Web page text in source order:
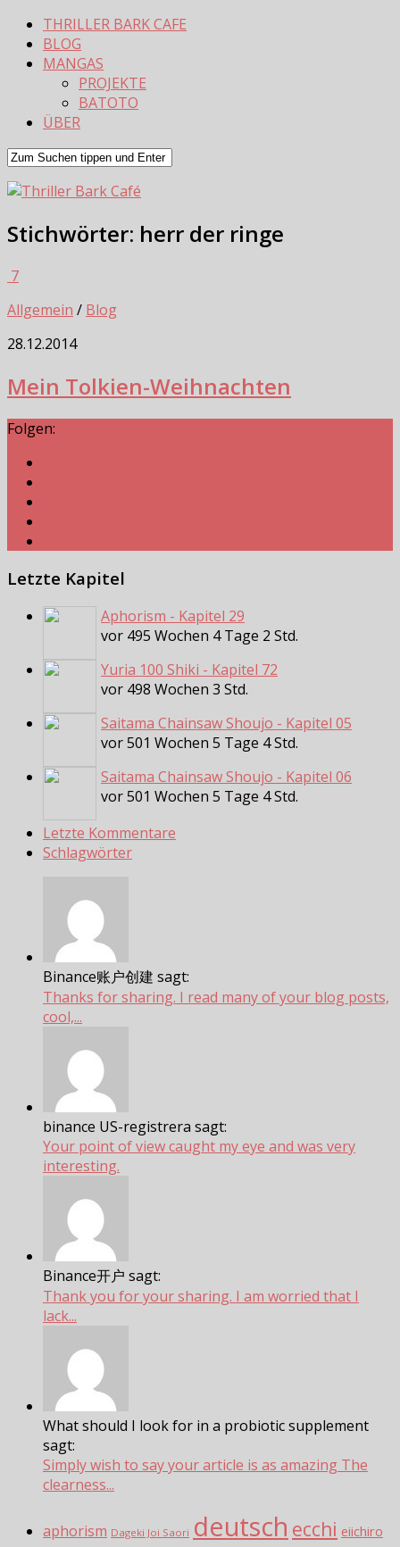
THRILLER BARK CAFE
BLOG
MANGAS
PROJEKTE
BATOTO
ÜBER
Stichwörter: herr der ringe
7
Allgemein / Blog
28.12.2014
Mein Tolkien-Weihnachten
Folgen:
Letzte Kapitel
Aphorism - Kapitel 29
vor 495 Wochen 4 Tage 2 Std.
Yuria 100 Shiki - Kapitel 72
vor 498 Wochen 3 Std.
Saitama Chainsaw Shoujo - Kapitel 05
vor 501 Wochen 5 Tage 4 Std.
Saitama Chainsaw Shoujo - Kapitel 06
vor 501 Wochen 5 Tage 4 Std.
Letzte Kommentare
Schlagwörter
Binance账户创建 sagt:
Thanks for sharing. I read many of your blog posts,
cool,...
binance US-registrera sagt:
Your point of view caught my eye and was very
interesting.
Binance开户 sagt:
Thank you for your sharing. I am worried that I
lack...
What should I look for in a probiotic supplement
sagt:
Simply wish to say your article is as amazing The
clearness...
aphorism Dageki Joi Saori deutsch ecchi eiichiro